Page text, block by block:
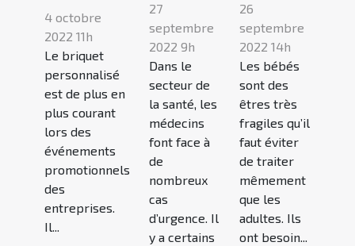
4 octobre
2022 11h
Le briquet
personnalisé
est de plus en
plus courant
lors des
événements
promotionnels
des
entreprises.
Il...
27
septembre
2022 9h
Dans le
secteur de
la santé, les
médecins
font face à
de
nombreux
cas
d’urgence. Il
y a certains
26
septembre
2022 14h
Les bébés
sont des
êtres très
fragiles qu’il
faut éviter
de traiter
mêmement
que les
adultes. Ils
ont besoin...